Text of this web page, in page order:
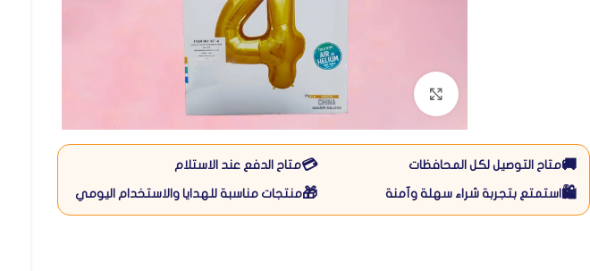
Click to enlarge
🚚متاح التوصيل لكل المحافظات 💳متاح الدفع عند الاستلام
🛍️ استمتع بتجربة شراء سهلة وآمنة 🎁منتجات مناسبة للهدايا والاستخدام اليومي